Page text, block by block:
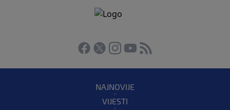
NAJNOVIJE
VIJESTI